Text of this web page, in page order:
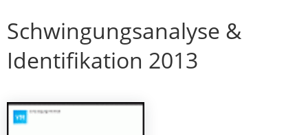
Schwingungsanalyse &
Identifikation 2013